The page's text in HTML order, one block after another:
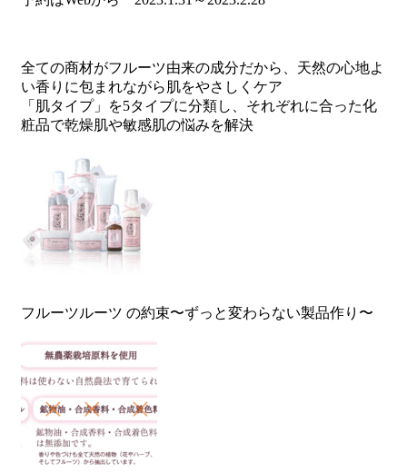
全ての商材がフルーツ由来の成分だから、天然の心地よ
い香りに包まれながら肌をやさしくケア
「肌タイプ」を5タイプに分類し、それぞれに合った化
粧品で乾燥肌や敏感肌の悩みを解決
フルーツルーツ の約束〜ずっと変わらない製品作り〜